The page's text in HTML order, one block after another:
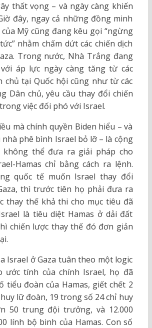
thất vọng – và ngày càng khiến
đây, ngay cả những đồng minh
Mỹ cũng đang kêu gọi “ngừng
nhằm chấm dứt các chiến dịch
Trong nước, Nhà Trắng đang
áp lực ngày càng tăng từ các
chủ tại Quốc hội cũng như từ các
Dân chủ, yêu cầu thay đổi chiến
việc đối phó với Israel.
mà chính quyền Biden hiểu – và
nhà phê bình Israel bỏ lỡ – là cộng
không thể đưa ra giải pháp cho
Hamas chỉ bằng cách ra lệnh.
quốc tế muốn Israel thay đổi
thì trước tiên họ phải đưa ra
thay thế khả thi cho mục tiêu đã
là tiêu diệt Hamas ở dải đất
chiến lược thay thế đó đơn giản
Israel ở Gaza tuân theo một logic
ước tính của chính Israel, họ đã
tiểu đoàn của Hamas, giết chết 2
lữ đoàn, 19 trong số 24 chỉ huy
50 trung đội trưởng, và 12.000
lính bộ binh của Hamas. Con số